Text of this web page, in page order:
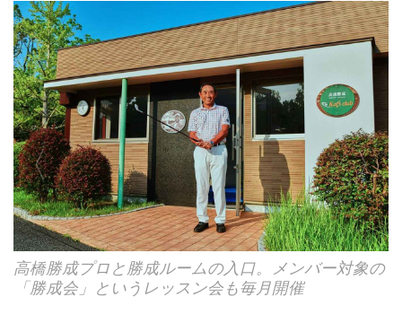
高橋勝成プロと勝成ルームの入口。メンバー対象の
「勝成会」というレッスン会も毎月開催